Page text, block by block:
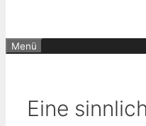
Menü
Eine